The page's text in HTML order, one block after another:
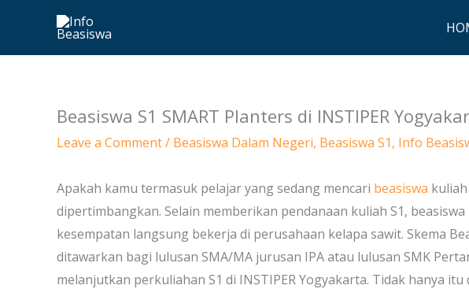
content
Beasiswa S1 SMART Planters di INSTIPER
Leave a Comment/ Beasiswa Dalam Negeri, Beasiswa S1, Info
Apakah kamu termasuk pelajar yang sedang mencari beasiswa
dipertimbangkan. Selain memberikan pendanaan kuliah S1,
kesempatan langsung bekerja di perusahaan kelapa sawit. Skema
ditawarkan bagi lulusan SMA/MA jurusan IPA atau lulusan SMK
melanjutkan perkuliahan S1 di INSTIPER Yogyakarta. Tidak hanya